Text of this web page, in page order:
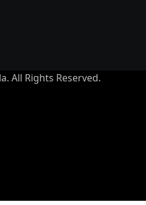
All Rights Reserved.